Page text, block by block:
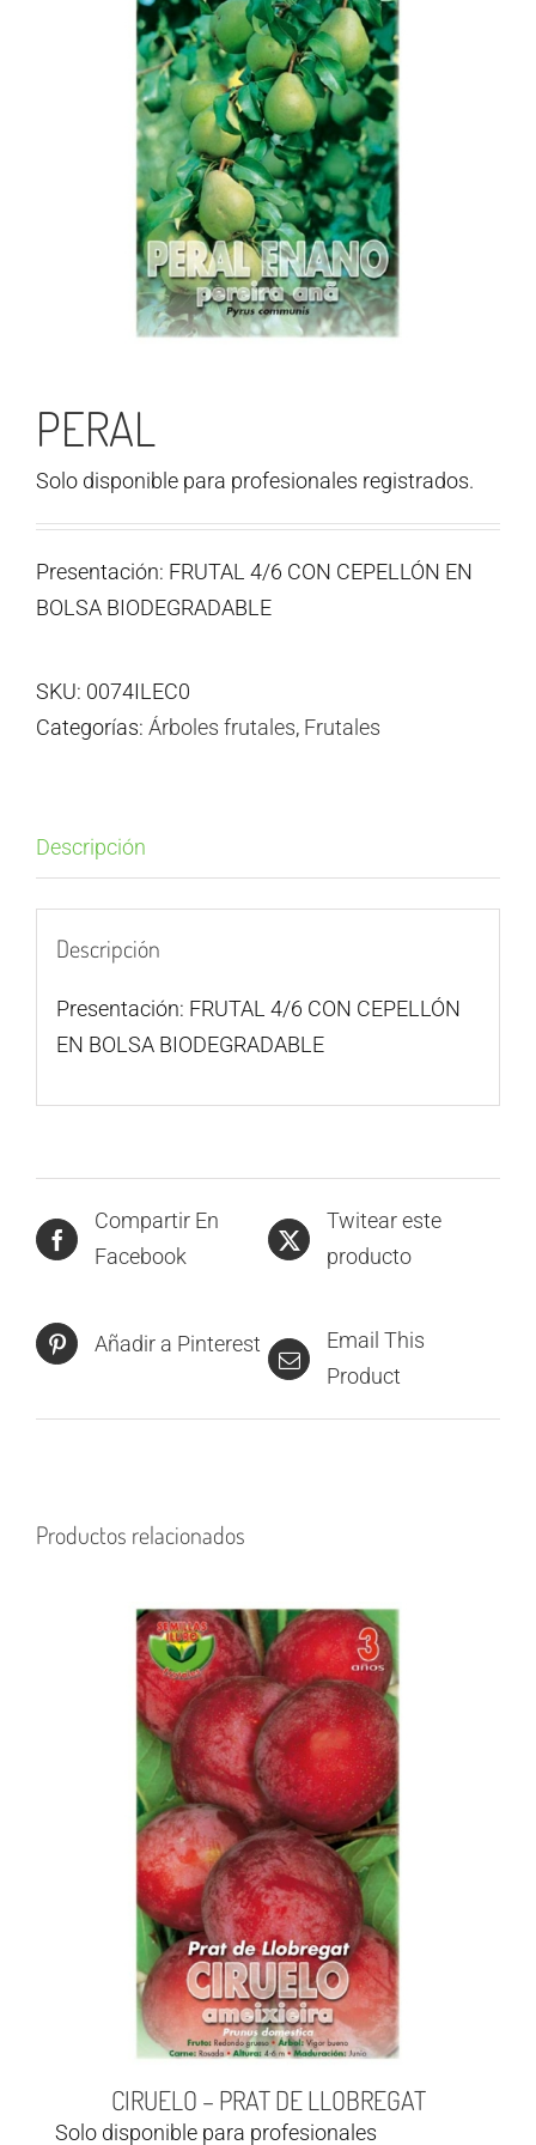
PERAL
Solo disponible para profesionales registrados.
Presentación: FRUTAL 4/6 CON CEPELLÓN EN
BOLSA BIODEGRADABLE
SKU: 0074ILEC0
Categorías: Árboles frutales, Frutales
Descripción
Descripción
Presentación: FRUTAL 4/6 CON CEPELLÓN
EN BOLSA BIODEGRADABLE
Compartir En
Facebook
Twitear este
producto
Añadir a Pinterest
Email This
Product
Productos relacionados
CIRUELO – PRAT DE LLOBREGAT
Solo disponible para profesionales